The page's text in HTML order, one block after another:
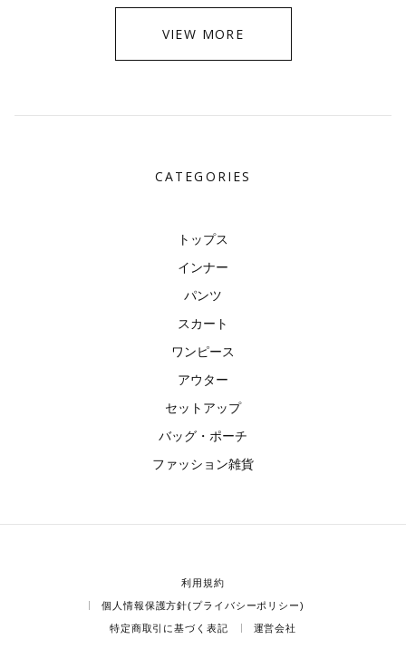
VIEW MORE
CATEGORIES
トップス
インナー
パンツ
スカート
ワンピース
アウター
セットアップ
バッグ・ポーチ
ファッション雑貨
利用規約
個人情報保護方針(プライバシーポリシー)
特定商取引に基づく表記 運営会社